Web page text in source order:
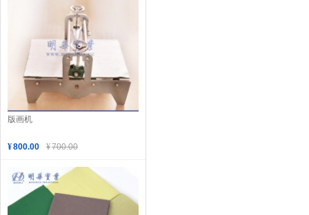
版画机
¥800.00 ¥700.00